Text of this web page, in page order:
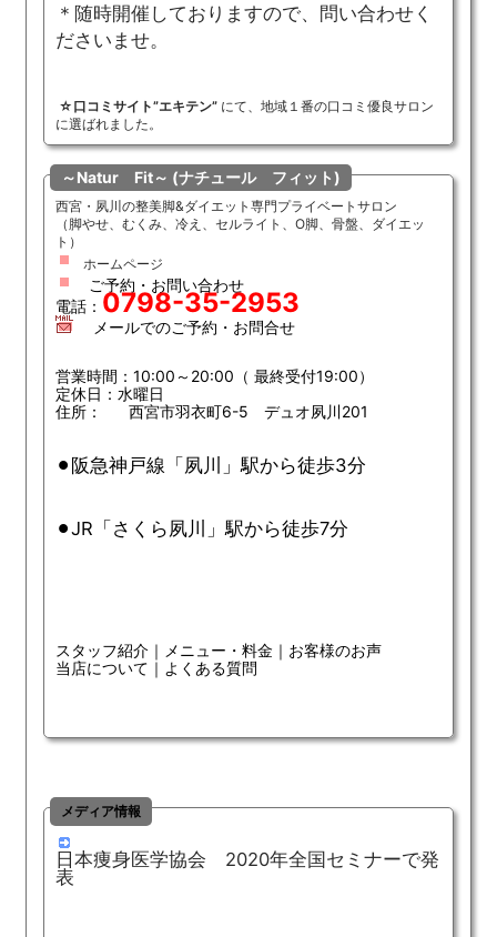
＊随時開催しておりますので、問い合わせく
ださいませ。
☆口コミサイト”エキテン”にて、地域１番の口コミ優良サロン
に選ばれました。
～Natur Fit～ (ナチュール フィット)
西宮・夙川の整美脚&ダイエット専門プライベートサロン
（脚やせ、むくみ、冷え、セルライト、O脚、骨盤、ダイエッ
ト）
ホームページ
ご予約・お問い合わせ
電話： 0798-35-2953
メールでのご予約・お問合せ
営業時間：10:00～20:00（ 最終受付19:00）
定休日：水曜日
住所： 西宮市羽衣町6-5 デュオ夙川201
⚫︎阪急神戸線「夙川」駅から徒歩3分
⚫︎JR「さくら夙川」駅から徒歩7分
スタッフ紹介｜ メニュー・料金 ｜ お客様のお声
当店について ｜ よくある質問
メディア情報
日本痩身医学協会 2020年全国セミナーで発
表